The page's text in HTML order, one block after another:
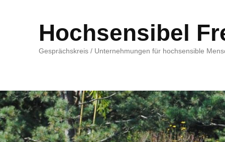
Hochsensibel
Gesprächskreis / Unternehmungen für hochsensible